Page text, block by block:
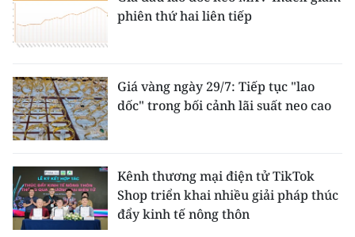
phiên thứ hai liên tiếp
Giá vàng ngày 29/7: Tiếp tục "lao
dốc" trong bối cảnh lãi suất neo cao
Kênh thương mại điện tử TikTok
Shop triển khai nhiều giải pháp thúc
đẩy kinh tế nông thôn